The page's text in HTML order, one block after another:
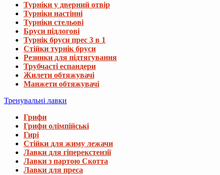
Турніки у дверний отвір
Турніки настінні
Турніки стельові
Бруси підлогові
Турнік бруси прес 3 в 1
Стійки турнік бруси
Резинки для підтягування
Трубчасті еспандери
Жилети обтяжувачі
Манжети обтяжувачі
Тренувальні лавки
Грифи
Грифи олімпійські
Гирі
Стійки для жиму лежачи
Лавки для гіперекстензії
Лавки з партою Скотта
Лавки для преса